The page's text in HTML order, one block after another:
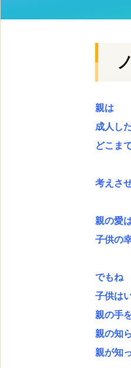
親は
成人し
どこま
考えさ
親の愛
子供の
でもね
子供は
親の手
親の知
親が知